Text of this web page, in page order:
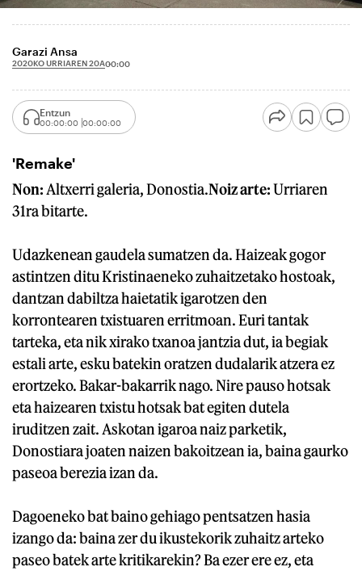
Garazi Ansa
2020KO URRIAREN 20A00:00
Entzun
00:00:00 00:00:00
'Remake'
Non: Altxerri galeria, Donostia.Noiz arte:Urriaren
31ra bitarte.
Udazkenean gaudela sumatzen da. Haizeak gogor
astintzen ditu Kristinaeneko zuhaitzetako hostoak,
dantzan dabiltza haietatik igarotzen den
korrontearen txistuaren erritmoan. Euri tantak
tarteka, eta nik xirako txanoa jantzia dut, ia begiak
estali arte, esku batekin oratzen dudalarik atzera ez
erortzeko. Bakar-bakarrik nago. Nire pauso hotsak
eta haizearen txistu hotsak bat egiten dutela
iruditzen zait. Askotan igaroa naiz parketik,
Donostiara joaten naizen bakoitzean ia, baina gaurko
paseoa berezia izan da.
Dagoeneko bat baino gehiago pentsatzen hasia
izango da: baina zer du ikustekorik zuhaitz arteko
paseo batek arte kritikarekin? Ba ezer ere ez, eta